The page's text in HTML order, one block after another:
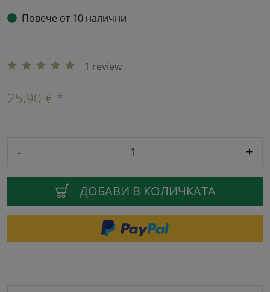
Повече от 10 налични
1 review
25,90 € *
- +
ДОБАВИ В КОЛИЧКАТА